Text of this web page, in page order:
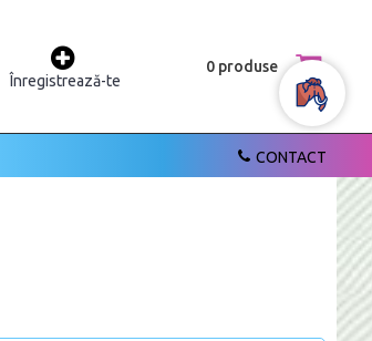
Înregistrează-te
0 produse
CONTACT